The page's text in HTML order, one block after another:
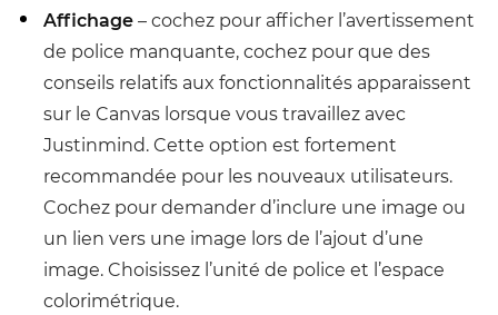
Affichage– cochez pour afficher l’avertissement
de police manquante, cochez pour que des
conseils relatifs aux fonctionnalités apparaissent
sur le Canvas lorsque vous travaillez avec
Justinmind. Cette option est fortement
recommandée pour les nouveaux utilisateurs.
Cochez pour demander d’inclure une image ou
un lien vers une image lors de l’ajout d’une
image. Choisissez l’unité de police et l’espace
colorimétrique.